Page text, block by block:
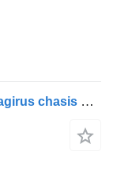
IVECO Occ Doble eje (bogie) 330.30 Magirus chasis para camión